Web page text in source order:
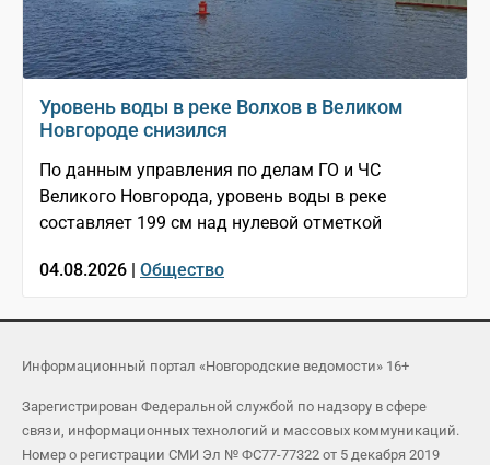
Уровень воды в реке Волхов в Великом
Новгороде снизился
По данным управления по делам ГО и ЧС
Великого Новгорода, уровень воды в реке
составляет 199 см над нулевой отметкой
04.08.2026 | Общество
Информационный портал «Новгородские ведомости» 16+
Зарегистрирован Федеральной службой по надзору в сфере
связи, информационных технологий и массовых коммуникаций.
Номер о регистрации СМИ Эл № ФС77-77322 от 5 декабря 2019